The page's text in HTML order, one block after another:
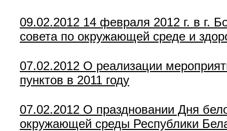
09.02.2012 14 февраля 2012 г. в г.
совета по окружающей среде и
07.02.2012 О реализации
пунктов в 2011 году
07.02.2012 О праздновании Дня
окружающей среды Республики